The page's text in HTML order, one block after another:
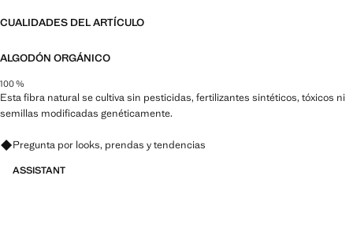
CUALIDADES DEL ARTÍCULO
ALGODÓN ORGÁNICO
100 %
Esta fibra natural se cultiva sin pesticidas, fertilizantes sintéticos, tóxicos ni
semillas modificadas genéticamente.
Pregunta por looks, prendas y tendencias
ASSISTANT